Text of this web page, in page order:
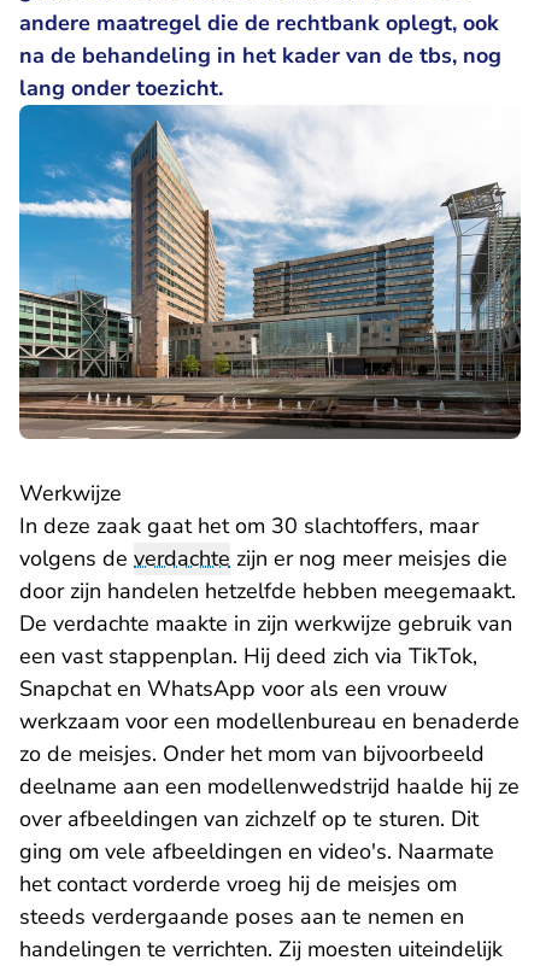
andere maatregel die de rechtbank oplegt, ook
na de behandeling in het kader van de tbs, nog
lang onder toezicht.
Werkwijze
In deze zaak gaat het om 30 slachtoffers, maar
volgens de verdachte zijn er nog meer meisjes die
door zijn handelen hetzelfde hebben meegemaakt.
De verdachte maakte in zijn werkwijze gebruik van
een vast stappenplan. Hij deed zich via TikTok,
Snapchat en WhatsApp voor als een vrouw
werkzaam voor een modellenbureau en benaderde
zo de meisjes. Onder het mom van bijvoorbeeld
deelname aan een modellenwedstrijd haalde hij ze
over afbeeldingen van zichzelf op te sturen. Dit
ging om vele afbeeldingen en video's. Naarmate
het contact vorderde vroeg hij de meisjes om
steeds verdergaande poses aan te nemen en
handelingen te verrichten. Zij moesten uiteindelijk